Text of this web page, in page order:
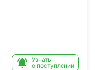

Узнать
о поступлении